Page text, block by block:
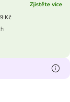
Zjistěte více
Kč